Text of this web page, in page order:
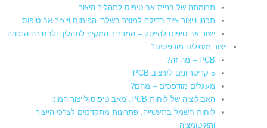
תרומתה של בניית אב טיפוס לתהליך היצור​
תכנון וייצור ציוד בדיקה למוצר בשלבי הפיתוח וייצור אב טיפוס
ייצור אב טיפוס להייטק – המדריך המקיף לתהליך ולבחירה הנכונה
ייצור מעגלים מודפסים
PCB – מה זה?
5 קריטריונים לעיצוב PCB
מעגלים מודפסים – מהם?
האבולוציה של לוחות PCB: מאב טיפוס לייצור המוני
לוחות חשמל בתעשייה: פתרונות מתקדמים לצרכי הייצור
והאוטומציה